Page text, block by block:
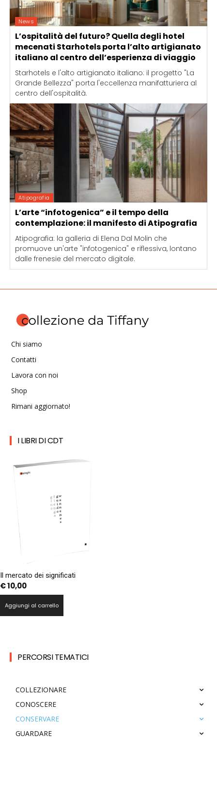
News
L’ospitalità del futuro? Quella degli hotel
mecenati Starhotels porta l’alto artigianato
italiano al centro dell’esperienza di viaggio
Starhotels e l'alto artigianato italiano: il progetto "La
Grande Bellezza" porta l'eccellenza manifatturiera al
centro dell'ospitalità.
Atipografia
L’arte “infotogenica” e il tempo della
contemplazione: il manifesto di Atipografia
Atipografia: la galleria di Elena Dal Molin che
promuove un'arte "infotogenica" e riflessiva, lontano
dalle frenesie del mercato digitale.
Chi siamo
Contatti
Lavora con noi
Shop
Rimani aggiornato!
I LIBRI DI CDT
Il mercato dei significati
€10,00
Aggiungi al carrello
PERCORSI TEMATICI
COLLEZIONARE
CONOSCERE
CONSERVARE
GUARDARE